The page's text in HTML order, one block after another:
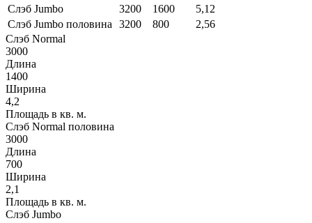
Слэб Jumbo
3200 1600
5,12
Слэб Jumbo половина
3200 800
2,56
Слэб Normal
3000
Длина
1400
Ширина
4,2
Площадь в кв. м.
Слэб Normal половина
3000
Длина
700
Ширина
2,1
Площадь в кв. м.
Слэб Jumbo